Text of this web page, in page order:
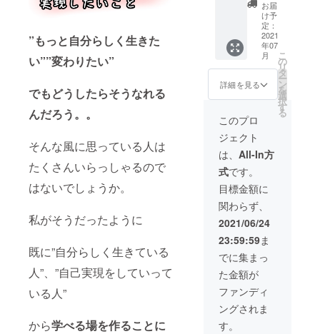
”もっと自分らしく生きた
い””変わりたい”
でもどうしたらそうなれる
んだろう。。
そんな風に思っている人は
たくさんいらっしゃるので
はないでしょうか。
私がそうだったように
既に”自分らしく生きている
人”、”自己実現をしていって
いる人”
から学べる場を作ることに
ジュー
ル等詳
細は
メール
にて送
らせて
いただ
きま
の講演
に参加
してい
ただけ
ます。
※講演は
５講
演、全
の講演
になり
ます。
※講演ス
ケ
ジュー
ル等詳
細は
メール
にて送
らせて
いただ
きま
す。
オンラ
イン講
演イベ
ント（5
回招
待）】
・こと
みんと
大阪の
カフェ
で楽し
い時間
を過ご
しま
しょ
う。
（60
分） ・
オンラ
イン講
演イベ
ント全5
回の全
ての講
演に参
加して
いただ
お届
け予
定：
2021
年07
月
詳細を見る
こ
の
リ
タ
ー
ン
を
選
択
す
る
このプロ
ジェクト
は、 All-In方
式です。
目標金額に
関わらず、
2021/06/24
23:59:59ま
でに集まっ
た金額が
ファンディ
ングされま
す。